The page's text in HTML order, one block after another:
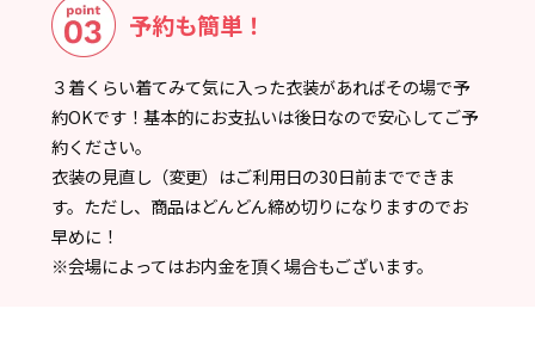
予約も簡単！
３着くらい着てみて気に入った衣装があればその場で予
約OKです！基本的にお支払いは後日なので安心してご予
約ください。
衣装の見直し（変更）はご利用日の30日前までできま
す。ただし、商品はどんどん締め切りになりますのでお
早めに！
※会場によってはお内金を頂く場合もございます。